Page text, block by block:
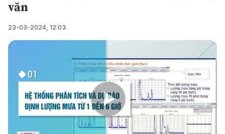
văn
23-03-2024, 12:03
Play